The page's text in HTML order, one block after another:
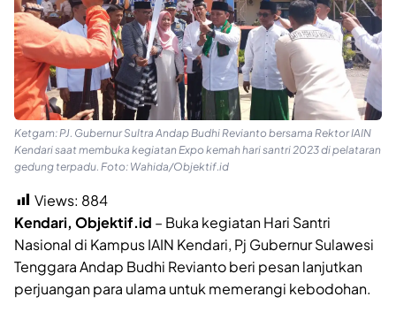
Ketgam: PJ. Gubernur Sultra Andap Budhi Revianto bersama Rektor IAIN
Kendari saat membuka kegiatan Expo kemah hari santri 2023 di pelataran
gedung terpadu. Foto: Wahida/Objektif.id
Views: 884
Kendari, Objektif.id – Buka kegiatan Hari Santri
Nasional di Kampus IAIN Kendari, Pj Gubernur Sulawesi
Tenggara Andap Budhi Revianto beri pesan lanjutkan
perjuangan para ulama untuk memerangi kebodohan.